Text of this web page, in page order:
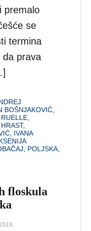
premalo
se
termina
da prava
BOŠNJAKOVIĆ
HRAST,
IVANA
POLJSKA
floskula